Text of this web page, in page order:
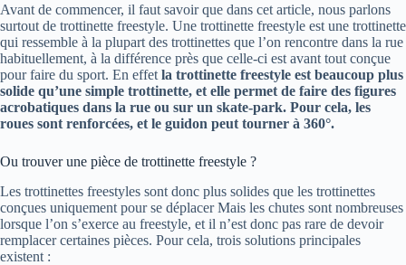
Avant de commencer, il faut savoir que dans cet article, nous parlons
surtout de trottinette freestyle. Une trottinette freestyle est une trottinette
qui ressemble à la plupart des trottinettes que l’on rencontre dans la rue
habituellement, à la différence près que celle-ci est avant tout conçue
pour faire du sport. En effet la trottinette freestyle est beaucoup plus
solide qu’une simple trottinette, et elle permet de faire des figures
acrobatiques dans la rue ou sur un skate-park. Pour cela, les
roues sont renforcées, et le guidon peut tourner à 360°.
Ou trouver une pièce de trottinette freestyle ?
Les trottinettes freestyles sont donc plus solides que les trottinettes
conçues uniquement pour se déplacer Mais les chutes sont nombreuses
lorsque l’on s’exerce au freestyle, et il n’est donc pas rare de devoir
remplacer certaines pièces. Pour cela, trois solutions principales
existent :